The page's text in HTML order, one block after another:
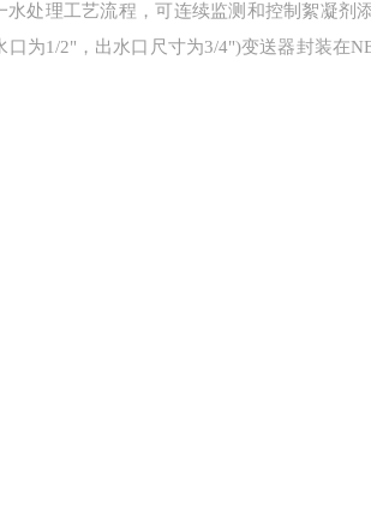
处理工艺流程，可连续监测和控制絮凝剂
口为1/2"，出水口尺寸为3/4")变送器封装在